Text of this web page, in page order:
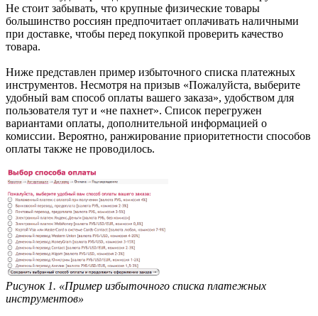
Не стоит забывать, что крупные физические товары
большинство россиян предпочитает оплачивать наличными
при доставке, чтобы перед покупкой проверить качество
товара.
Ниже представлен пример избыточного списка платежных
инструментов. Несмотря на призыв «Пожалуйста, выберите
удобный вам способ оплаты вашего заказа», удобством для
пользователя тут и «не пахнет». Список перегружен
вариантами оплаты, дополнительной информацией о
комиссии. Вероятно, ранжирование приоритетности способов
оплаты также не проводилось.
Рисунок 1. «Пример избыточного списка платежных
инструментов»